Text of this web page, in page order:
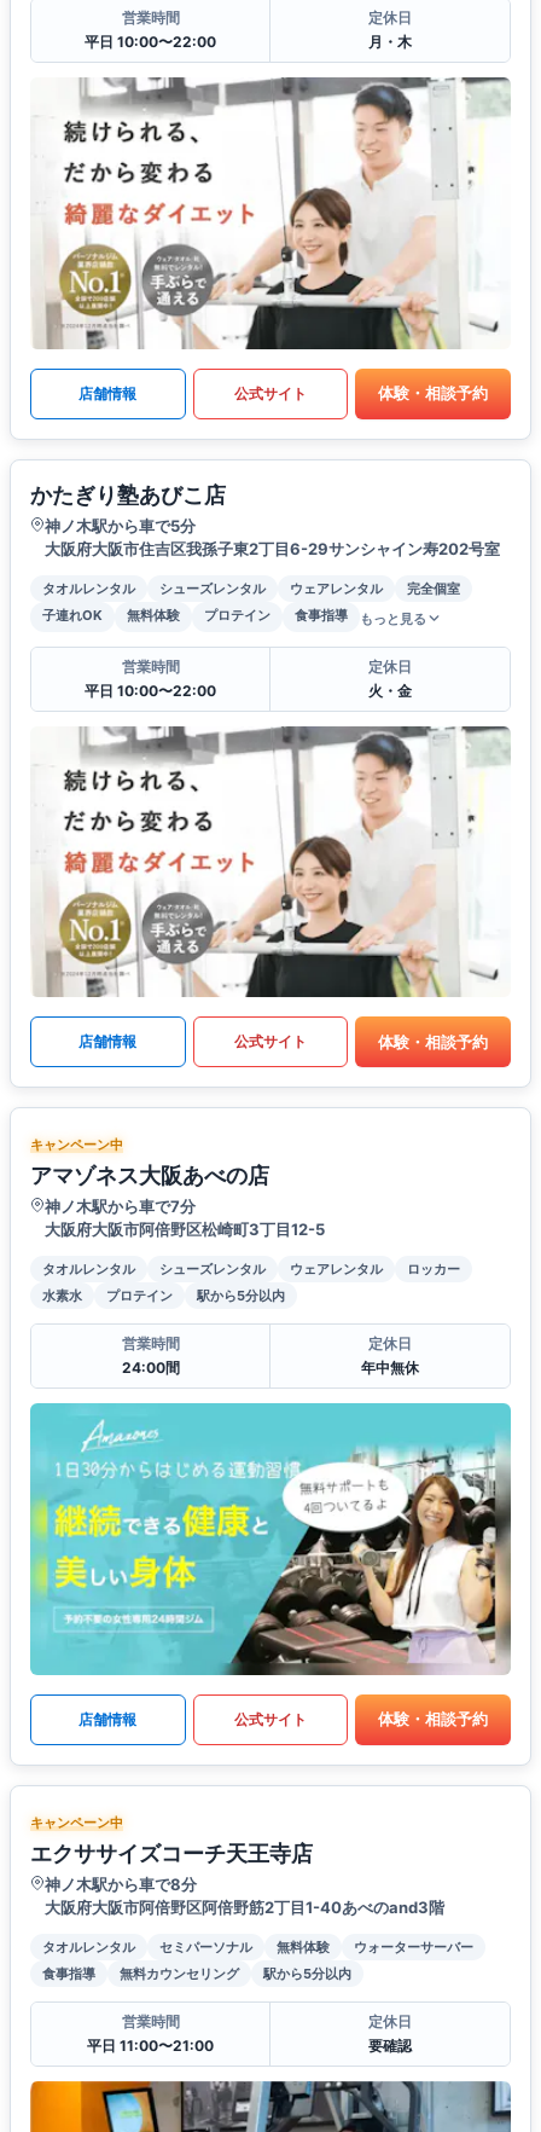
営業時間
平日 10:00〜22:00
定休日
月・木
店舗情報 公式サイト 体験・相談予約
かたぎり塾あびこ店
神ノ木駅から車で5分
大阪府大阪市住吉区我孫子東2丁目6-29サンシャイン寿202号室
タオルレンタル シューズレンタル ウェアレンタル
完全個室
子連れOK
無料体験 プロテイン 食事指導 もっと見る
営業時間
平日 10:00〜22:00
定休日
火・金
店舗情報 公式サイト 体験・相談予約
キャンペーン中
アマゾネス大阪あべの店
神ノ木駅から車で7分
大阪府大阪市阿倍野区松崎町3丁目12-5
タオルレンタル シューズレンタル ウェアレンタル
ロッカー
水素水
プロテイン 駅から5分以内
営業時間
24:00間
定休日
年中無休
店舗情報 公式サイト 体験・相談予約
キャンペーン中
エクササイズコーチ天王寺店
神ノ木駅から車で8分
大阪府大阪市阿倍野区阿倍野筋2丁目1-40あべのand3階
タオルレンタル セミパーソナル 無料体験
ウォーターサーバー
食事指導
無料カウンセリング 駅から5分以内
営業時間
平日 11:00〜21:00
定休日
要確認